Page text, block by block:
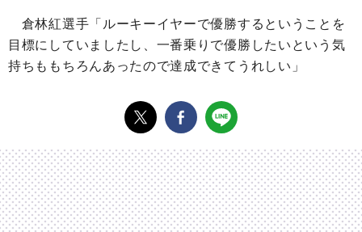
倉林紅選手「ルーキーイヤーで優勝するということを
目標にしていましたし、一番乗りで優勝したいという気
持ちももちろんあったので達成できてうれしい」